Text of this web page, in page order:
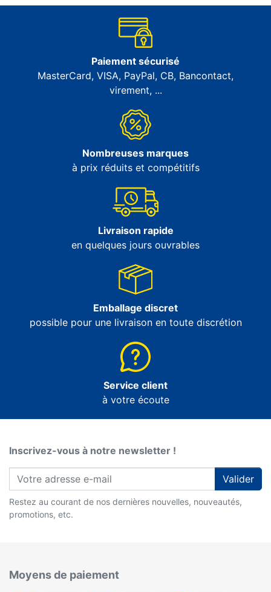
Paiement sécurisé
MasterCard, VISA, PayPal, CB, Bancontact,
virement, ...
Nombreuses marques
à prix réduits et compétitifs
Livraison rapide
en quelques jours ouvrables
Emballage discret
possible pour une livraison en toute discrétion
Service client
à votre écoute
Inscrivez-vous à notre newsletter !
Valider
Restez au courant de nos dernières nouvelles, nouveautés,
promotions, etc.
Moyens de paiement